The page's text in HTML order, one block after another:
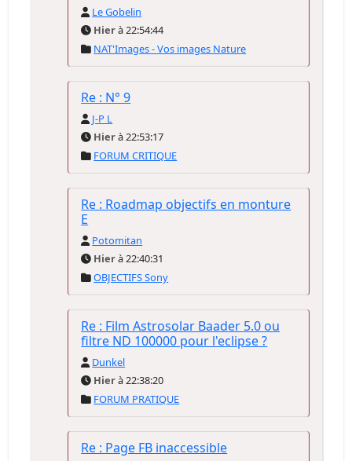
Le Gobelin
Hierà 22:54:44
NAT'Images - Vos images Nature
Re : N° 9
J-P L
Hierà 22:53:17
FORUM CRITIQUE
Re : Roadmap objectifs en monture
E
Potomitan
Hierà 22:40:31
OBJECTIFS Sony
Re : Film Astrosolar Baader 5.0 ou
filtre ND 100000 pour l'eclipse ?
Dunkel
Hierà 22:38:20
FORUM PRATIQUE
Re : Page FB inaccessible